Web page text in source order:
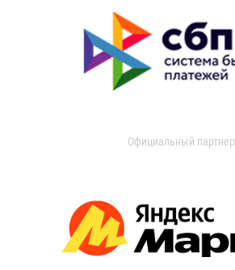
Официальный партнер